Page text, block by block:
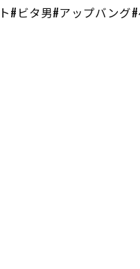
#ビタ男#アップバング